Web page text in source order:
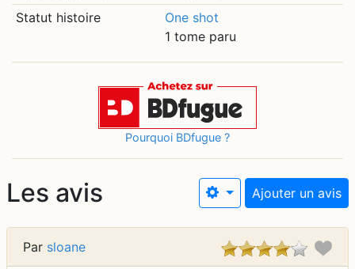
Statut histoire
One shot
1 tome paru
Pourquoi BDfugue ?
Les avis Ajouter un avis
Par sloane